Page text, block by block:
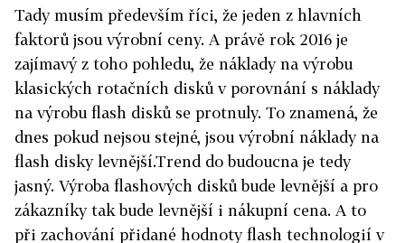
Tady musím především říci, že jeden z hlavních
faktorů jsou výrobní ceny. A právě rok 2016 je
zajímavý z toho pohledu, že náklady na výrobu
klasických rotačních disků v porovnání s náklady
na výrobu flash disků se protnuly. To znamená, že
dnes pokud nejsou stejné, jsou výrobní náklady na
flash disky levnější.Trend do budoucna je tedy
jasný. Výroba flashových disků bude levnější a pro
zákazníky tak bude levnější i nákupní cena. A to
při zachování přidané hodnoty flash technologií v